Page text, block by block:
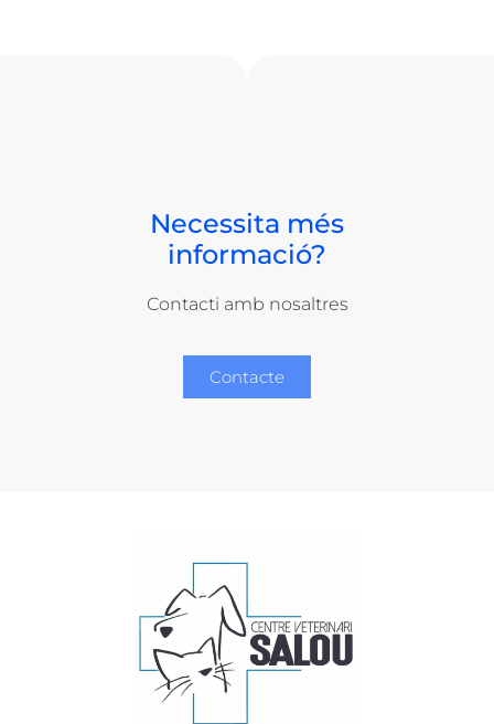
Necessita més
informació?
Contacti amb nosaltres
Contacte